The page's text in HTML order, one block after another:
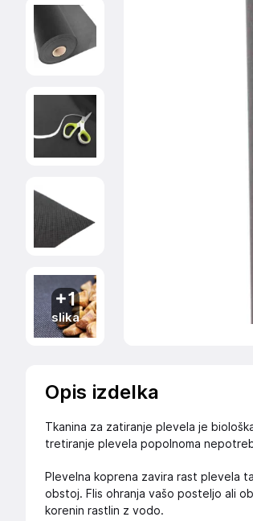
+1
slika
Opis izdelka
Tkanina za zatiranje plevela je
tretiranje plevela popolnoma
Plevelna koprena zavira rast plevela
obstoj. Flis ohranja vašo posteljo ali
korenin rastlin z vodo.